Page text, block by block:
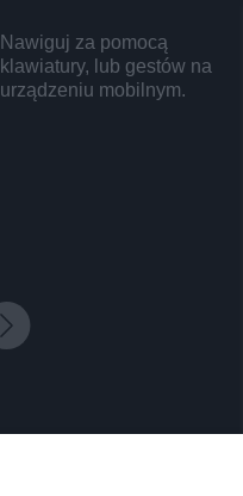
Nawiguj za pomocą
klawiatury, lub gestów na
urządzeniu mobilnym.